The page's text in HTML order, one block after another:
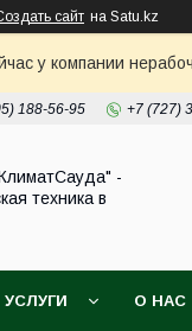
сайт на Satu.kz
у компании
188-56-95 +7 (727)
-
техника в
О НАС